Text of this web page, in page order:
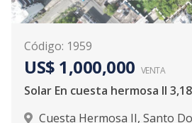
Código: 1959
US$ 1,000,000 VENTA
Cuesta Hermosa II, Santo